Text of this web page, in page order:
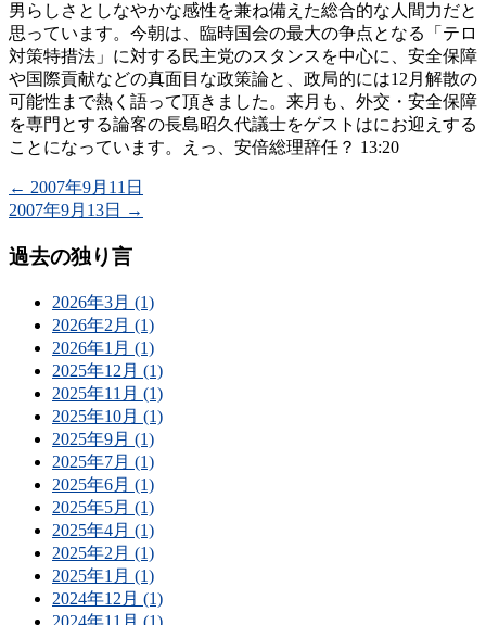
男らしさとしなやかな感性を兼ね備えた総合的な人間力だと
思っています。今朝は、臨時国会の最大の争点となる「テロ
対策特措法」に対する民主党のスタンスを中心に、安全保障
や国際貢献などの真面目な政策論と、政局的には12月解散の
可能性まで熱く語って頂きました。来月も、外交・安全保障
を専門とする論客の長島昭久代議士をゲストはにお迎えする
ことになっています。えっ、安倍総理辞任？ 13:20
← 2007年9月11日
2007年9月13日
→
過去の独り言
2026年3月 (1)
2026年2月 (1)
2026年1月 (1)
2025年12月 (1)
2025年11月 (1)
2025年10月 (1)
2025年9月 (1)
2025年7月 (1)
2025年6月 (1)
2025年5月 (1)
2025年4月 (1)
2025年2月 (1)
2025年1月 (1)
2024年12月 (1)
2024年11月 (1)